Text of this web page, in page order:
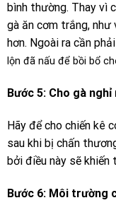
bình thường. Thay vì
gà ăn cơm trắng, như
hơn. Ngoài ra cần
lộn đã nấu để bồi bổ
Bước 5: Cho gà nghỉ
Hãy để cho chiến kê
sau khi bị chấn
bởi điều này sẽ
Bước 6: Môi trường